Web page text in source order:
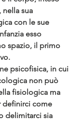
sua
con le sue
esso
spazio, il primo
psicofisica, in cui
non può
fisiologica ma
definirci come
delimitarci sia